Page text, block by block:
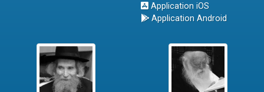
Application iOS
Application Android